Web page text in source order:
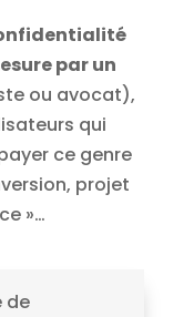
par un
ou avocat),
qui
ce genre
projet
»…
de